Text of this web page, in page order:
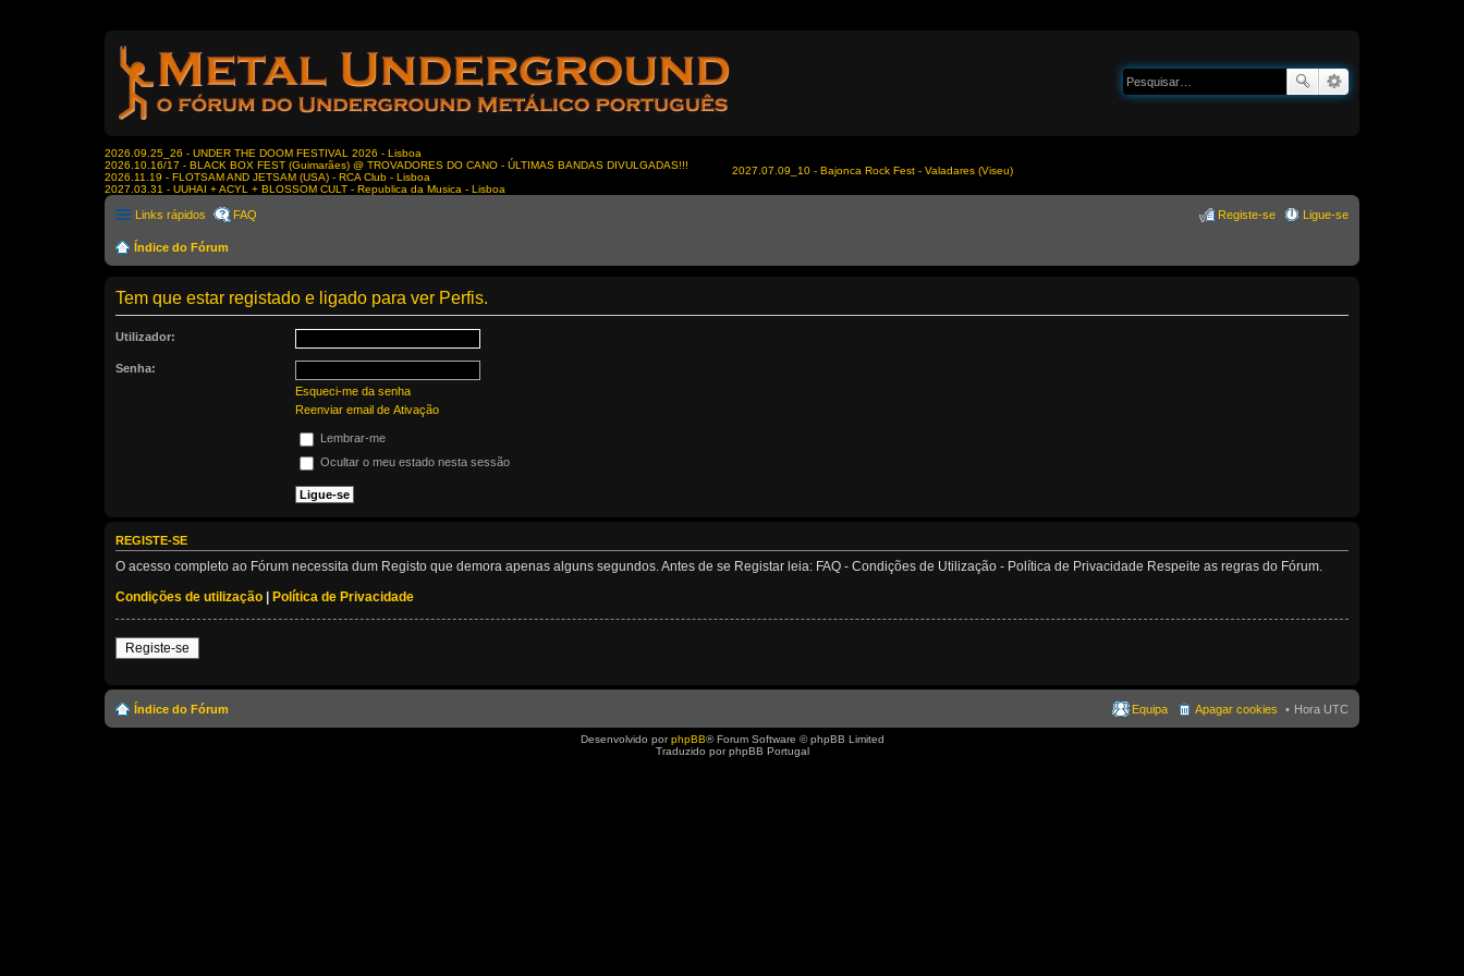
2026.09.25_26 - UNDER THE DOOM FESTIVAL 2026 - Lisboa
2026.10.16/17 - BLACK BOX FEST (Guimarães) @ TROVADORES DO CANO - ÚLTIMAS BANDAS DIVULGADAS!!!
2026.11.19 - FLOTSAM AND JETSAM (USA) - RCA Club - Lisboa
2027.03.31 - UUHAI + ACYL + BLOSSOM CULT - Republica da Musica - Lisboa
2027.07.09_10 - Bajonca Rock Fest - Valadares (Viseu)
Links rápidos FAQ Ligue-se
Registe-se
Índice do Fórum
Tem que estar registado e ligado para ver Perfis.
Utilizador:
Senha:
Esqueci-me da senha
Reenviar email de Ativação
Lembrar-me
Ocultar o meu estado nesta sessão
REGISTE-SE
O acesso completo ao Fórum necessita dum Registo que demora apenas alguns segundos. Antes de se Registar leia: FAQ - Condições de Utilização - Política de Privacidade Respeite as regras do Fórum.
Condições de utilização | Política de Privacidade
Registe-se
Índice do Fórum Hora UTC
Apagar cookies
Equipa
Desenvolvido porphpBB® Forum Software © phpBB Limited
Traduzido por phpBB Portugal